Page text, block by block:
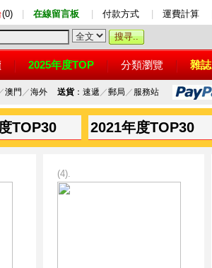
(0) 在線留言板 付款方式 運費計算
2025年度TOP 分類瀏覽 雜誌
澳門 ／海外 送貨：速遞 ／郵局 ／ 服務站
TOP30 2021年度TOP30
(4).